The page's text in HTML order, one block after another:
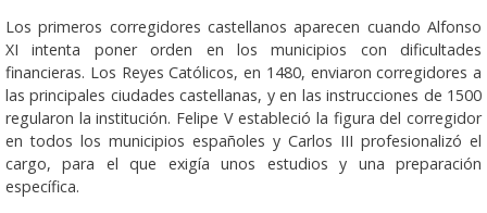
Los primeros corregidores castellanos aparecen cuando Alfonso
XI intenta poner orden en los municipios con dificultades
financieras. Los Reyes Católicos, en 1480, enviaron corregidores a
las principales ciudades castellanas, y en las instrucciones de 1500
regularon la institución. Felipe V estableció la figura del corregidor
en todos los municipios españoles y Carlos III profesionalizó el
cargo, para el que exigía unos estudios y una preparación
específica.